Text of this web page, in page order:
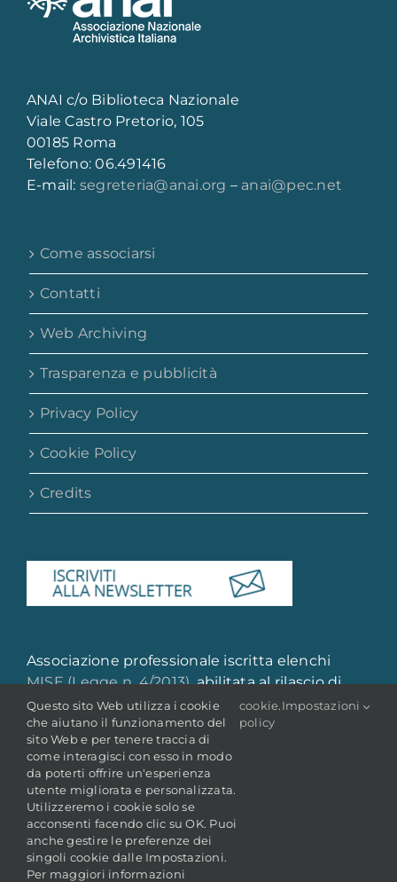
ANAI c/o Biblioteca Nazionale
Viale Castro Pretorio, 105
00185 Roma
Telefono: 06.491416
E-mail: segreteria@anai.org – anai@pec.net
Come associarsi
Contatti
Web Archiving
Trasparenza e pubblicità
Privacy Policy
Cookie Policy
Credits
Associazione professionale iscritta elenchi
MISE (Legge n. 4/2013), abilitata al rilascio di
attestazione di qualità e qualificazione
professionale
© Copyright 2022 -2026 | ANAI - Associazione Nazionale
Archivistica Italiana
Questo sito Web utilizza i cookie
che aiutano il funzionamento del
sito Web e per tenere traccia di
come interagisci con esso in modo
da poterti offrire un'esperienza
utente migliorata e personalizzata.
Utilizzeremo i cookie solo se
acconsenti facendo clic su OK. Puoi
anche gestire le preferenze dei
singoli cookie dalle Impostazioni.
Per maggiori informazioni
cookie
policy
.Impostazioni